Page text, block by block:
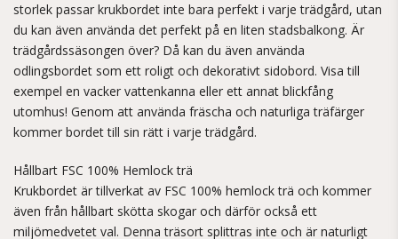
storlek passar krukbordet inte bara perfekt i varje trädgård, utan
du kan även använda det perfekt på en liten stadsbalkong. Är
trädgårdssäsongen över? Då kan du även använda
odlingsbordet som ett roligt och dekorativt sidobord. Visa till
exempel en vacker vattenkanna eller ett annat blickfång
utomhus! Genom att använda fräscha och naturliga träfärger
kommer bordet till sin rätt i varje trädgård.
Hållbart FSC 100% Hemlock trä
Krukbordet är tillverkat av FSC 100% hemlock trä och kommer
även från hållbart skötta skogar och därför också ett
miljömedvetet val. Denna träsort splittras inte och är naturligt